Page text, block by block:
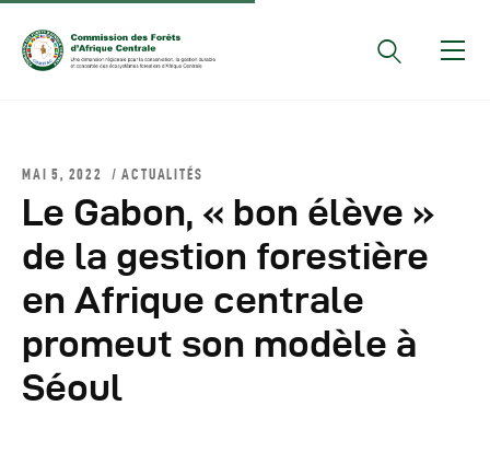
Conseils Des Ministres
Comptes Rendus De
Réunions Sous-
Régionales
Rapports
Publications
COMIFAC Newsletter
MAI 5, 2022 ACTUALITÉS
Le Gabon, « bon élève »
de la gestion forestière
en Afrique centrale
promeut son modèle à
Séoul